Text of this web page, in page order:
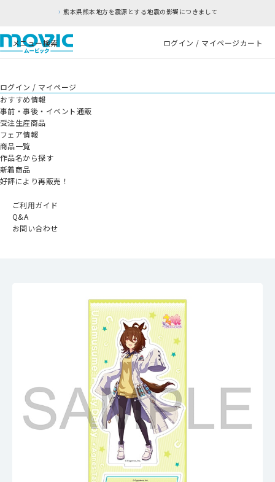
熊本県熊本地方を震源とする地震の影響につきまして
メニュー検索 ログイン / マイページカート
ログイン / マイページ
おすすめ情報
事前・事後・イベント通販
受注生産商品
フェア情報
商品一覧
作品名から探す
新着商品
好評により再販売！
ご利用ガイド
Q&A
お問い合わせ